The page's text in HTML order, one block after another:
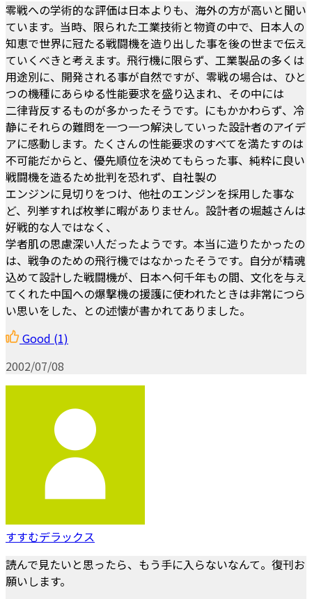
零戦への学術的な評価は日本よりも、海外の方が高いと聞い
ています。当時、限られた工業技術と物資の中で、日本人の
知恵で世界に冠たる戦闘機を造り出した事を後の世まで伝え
ていくべきと考えます。飛行機に限らず、工業製品の多くは
用途別に、開発される事が自然ですが、零戦の場合は、ひと
つの機種にあらゆる性能要求を盛り込まれ、その中には
二律背反するものが多かったそうです。にもかかわらず、冷
静にそれらの難問を一つ一つ解決していった設計者のアイデ
アに感動します。たくさんの性能要求のすべてを満たすのは
不可能だからと、優先順位を決めてもらった事、純粋に良い
戦闘機を造るため批判を恐れず、自社製の
エンジンに見切りをつけ、他社のエンジンを採用した事な
ど、列挙すれば枚挙に暇がありません。設計者の堀越さんは
好戦的な人ではなく、
学者肌の思慮深い人だったようです。本当に造りたかったの
は、戦争のための飛行機ではなかったそうです。自分が精魂
込めて設計した戦闘機が、日本へ何千年もの間、文化を与え
てくれた中国への爆撃機の援護に使われたときは非常につら
い思いをした、との述懐が書かれてありました。
Good (1)
2002/07/08
すすむデラックス
読んで見たいと思ったら、もう手に入らないなんて。復刊お
願いします。